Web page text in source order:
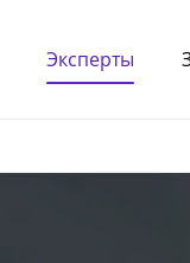
Эксперты